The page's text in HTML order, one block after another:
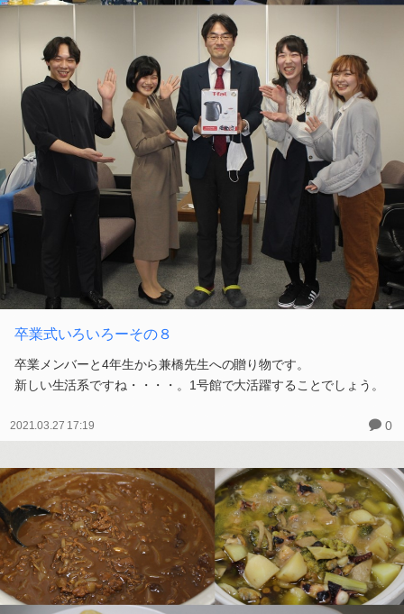
卒業式いろいろーその８
卒業メンバーと4年生から兼橋先生への贈り物です。
新しい生活系ですね・・・・。1号館で大活躍することでしょう。
2021.03.27 17:19 0